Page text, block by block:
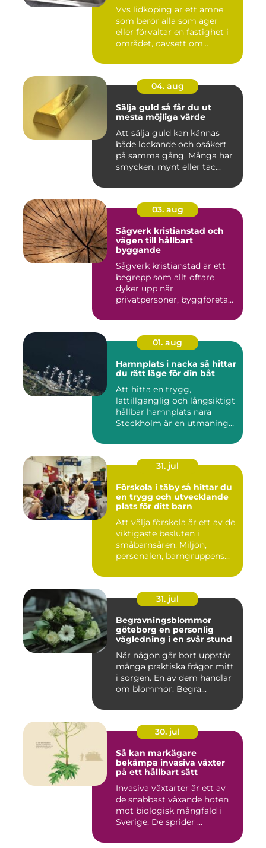
Vvs lidköping är ett ämne
som berör alla som äger
eller förvaltar en fastighet i
området, oavsett om...
04. aug
Sälja guld så får du ut
mesta möjliga värde
Att sälja guld kan kännas
både lockande och osäkert
på samma gång. Många har
smycken, mynt eller tac...
03. aug
Sågverk kristianstad och
vägen till hållbart
byggande
Sågverk kristianstad är ett
begrepp som allt oftare
dyker upp när
privatpersoner, byggföretag
01. aug
Hamnplats i nacka så hittar
du rätt läge för din båt
Att hitta en trygg,
lättillgänglig och långsiktigt
hållbar hamnplats nära
Stockholm är en utmaning
31. jul
Förskola i täby så hittar du
en trygg och utvecklande
plats för ditt barn
Att välja förskola är ett av de
viktigaste besluten i
småbarnsåren. Miljön,
personalen, barngruppens...
31. jul
Begravningsblommor
göteborg en personlig
vägledning i en svår stund
När någon går bort uppstår
många praktiska frågor mitt
i sorgen. En av dem handlar
om blommor. Begra...
30. jul
Så kan markägare
bekämpa invasiva växter
på ett hållbart sätt
Invasiva växtarter är ett av
de snabbast växande hoten
mot biologisk mångfald i
Sverige. De sprider ...